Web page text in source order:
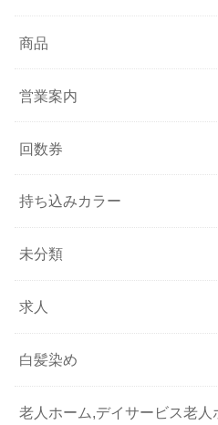
商品
営業案内
回数券
持ち込みカラー
未分類
求人
白髪染め
老人ホーム,デイサービス老